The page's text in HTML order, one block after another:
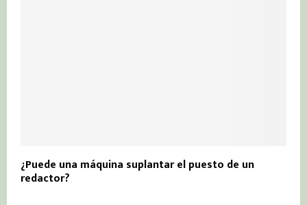
¿Puede una máquina suplantar el puesto de un
redactor?